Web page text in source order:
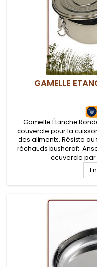
GAMELLE
Gamelle Étanche
couvercle pour la
des aliments. Résiste
réchauds bushcraft.
couvercle par